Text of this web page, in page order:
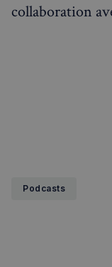
collaboration
Podcasts